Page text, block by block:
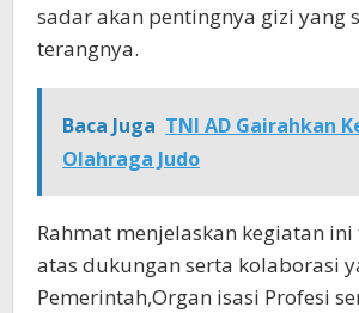
sadar akan pentingnya gizi yang
terangnya.
Baca Juga TNI AD Gairahkan
Olahraga Judo
Rahmat menjelaskan kegiatan ini
atas dukungan serta kolaborasi
Pemerintah,Organ isasi Profesi